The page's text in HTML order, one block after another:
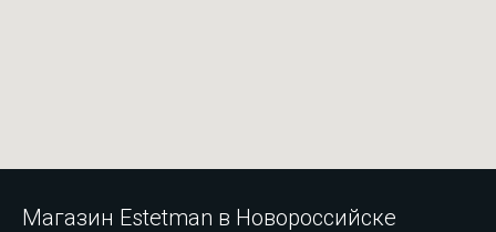
Магазин Estetman в Новороссийске